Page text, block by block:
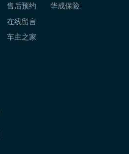
售后预约
在线留言
车主之家
华成保险